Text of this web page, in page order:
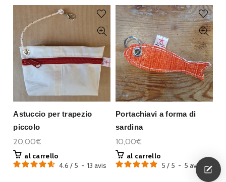
Astuccio per trapezio
piccolo
20,00€
al carrello
4.6 / 5 - 13avis
Portachiavi a forma di
sardina
10,00€
al carrello
5 / 5 - 5 avis